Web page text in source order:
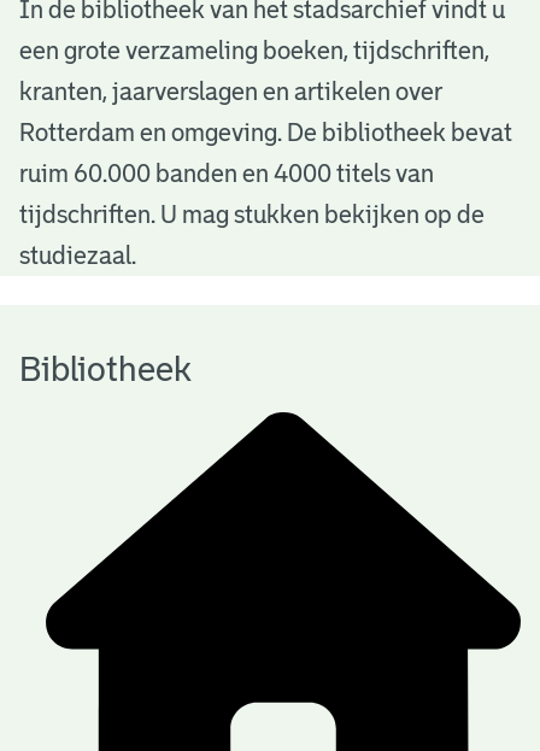
B
b
o
h
In de bibliotheek van het stadsarchief vindt u
een grote verzameling boeken, tijdschriften,
kranten, jaarverslagen en artikelen over
Rotterdam en omgeving. De bibliotheek bevat
ruim 60.000 banden en 4000 titels van
tijdschriften. U mag stukken bekijken op de
studiezaal.
Bibliotheek